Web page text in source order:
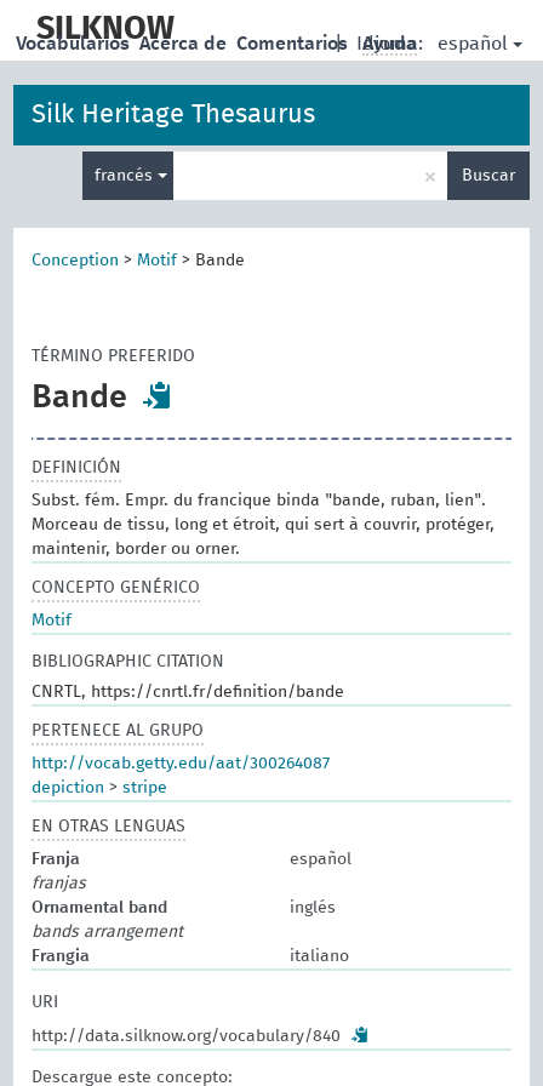
main
SILKNOW | Idioma: español
Vocabularios Acerca de Comentarios Ayuda
Silk Heritage Thesaurus
francés × Buscar
Conception > Motif > Bande
TÉRMINO PREFERIDO
Bande
DEFINICIÓN
Subst. fém. Empr. du francique binda "bande, ruban, lien".
Morceau de tissu, long et étroit, qui sert à couvrir, protéger,
maintenir, border ou orner.
CONCEPTO GENÉRICO
Motif
BIBLIOGRAPHIC CITATION
CNRTL, https://cnrtl.fr/definition/bande
PERTENECE AL GRUPO
http://vocab.getty.edu/aat/300264087
depiction >stripe
EN OTRAS LENGUAS
Franja
español
franjas
Ornamental band
inglés
bands arrangement
Frangia
italiano
URI
http://data.silknow.org/vocabulary/840
Descargue este concepto: